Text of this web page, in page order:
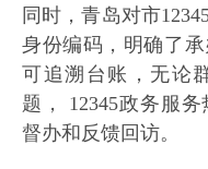
同时，青岛对市
身份编码，明确了
可追溯台账，无论
题， 12345政务服
督办和反馈回访。